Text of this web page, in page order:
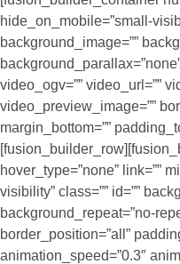
hide_on_mobile=”small-
background_image=””
video_ogv=”” video_url=””
video_preview_image=””
margin_bottom=””
hover_type=”none” link=””
visibility” class=”” id=””
background_repeat=”no-
border_position=”all”
animation_speed=”0.3″